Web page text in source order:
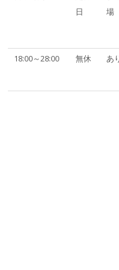
日
場
18:00～28:00 無休 あ